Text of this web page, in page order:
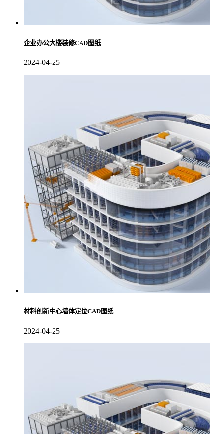
企业办公大楼装修CAD图纸
2024-04-25
材料创新中心墙体定位CAD图纸
2024-04-25